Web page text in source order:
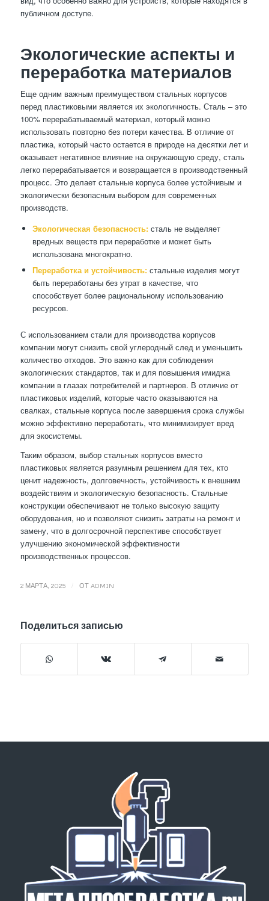
публичном доступе.
Экологические аспекты и
переработка материалов
Еще одним важным преимуществом стальных корпусов
перед пластиковыми является их экологичность. Сталь – это
100% перерабатываемый материал, который можно
использовать повторно без потери качества. В отличие от
пластика, который часто остается в природе на десятки лет и
оказывает негативное влияние на окружающую среду, сталь
легко перерабатывается и возвращается в производственный
процесс. Это делает стальные корпуса более устойчивым и
экологически безопасным выбором для современных
производств.
Экологическая безопасность:сталь не выделяет
вредных веществ при переработке и может быть
использована многократно.
Переработка и устойчивость:стальные изделия могут
быть переработаны без утрат в качестве, что
способствует более рациональному использованию
ресурсов.
С использованием стали для производства корпусов
компании могут снизить свой углеродный след и уменьшить
количество отходов. Это важно как для соблюдения
экологических стандартов, так и для повышения имиджа
компании в глазах потребителей и партнеров. В отличие от
пластиковых изделий, которые часто оказываются на
свалках, стальные корпуса после завершения срока службы
можно эффективно переработать, что минимизирует вред
для экосистемы.
Таким образом, выбор стальных корпусов вместо
пластиковых является разумным решением для тех, кто
ценит надежность, долговечность, устойчивость к внешним
воздействиям и экологическую безопасность. Стальные
конструкции обеспечивают не только высокую защиту
оборудования, но и позволяют снизить затраты на ремонт и
замену, что в долгосрочной перспективе способствует
улучшению экономической эффективности
производственных процессов.
2 МАРТА, 2025 ОТ ADMIN
Поделиться записью